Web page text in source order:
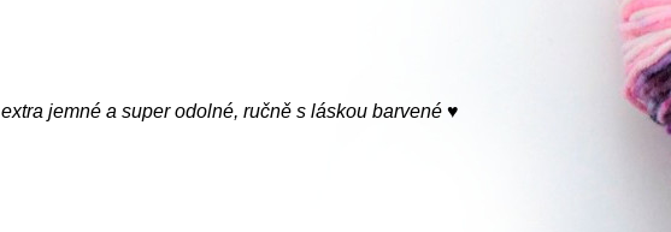
extra jemné a super odolné, ručně s láskou barvené ♥